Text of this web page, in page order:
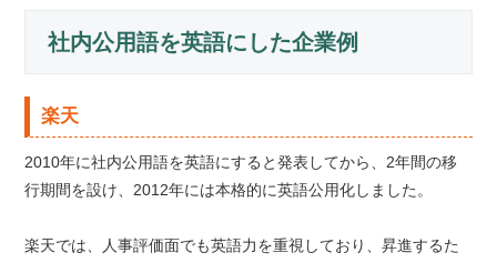
社内公用語を英語にした企業例
楽天
2010年に社内公用語を英語にすると発表してから、2年間の移
行期間を設け、2012年には本格的に英語公用化しました。
楽天では、人事評価面でも英語力を重視しており、昇進するた